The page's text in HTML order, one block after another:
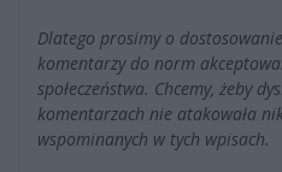
Dlatego prosimy o
komentarzy do norm
społeczeństwa. Chcemy, żeby
komentarzach nie atakowała
wspominanych w tych wpisach.